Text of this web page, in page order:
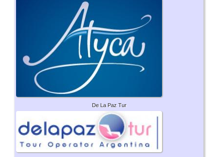
De La Paz Tur